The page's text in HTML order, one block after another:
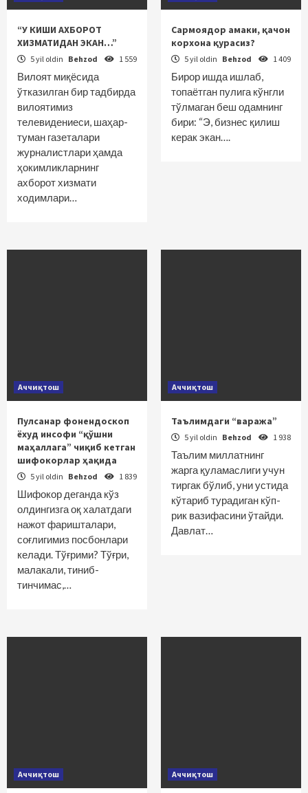
“У КИШИ АХБОРОТ
ХИЗМАТИДАН ЭКАН…”
5 yil oldin Behzod 1 559
Вилоят миқёсида
ўтказилган бир тадбирда
вилоятимиз
телевидениеси, шаҳар-
туман газеталари
журналистлари ҳамда
ҳокимликларнинг
ахборот хизмати
ходимлари…
Сармоядор амаки, қачон
корхона қурасиз?
5 yil oldin Behzod 1 409
Бирор ишда ишлаб,
топаётган пулига кўнгли
тўлмаган беш одамнинг
бири: “Э, бизнес қилиш
керак экан….
Аччиқтош
Пулсанар фонендоскоп
ёхуд инсофи “қўшни
маҳаллага” чиқиб кетган
шифокорлар ҳақида
5 yil oldin Behzod 1 839
Шифокор деганда кўз
олдингизга оқ халатдаги
нажот фаришталари,
соғлигимиз посбонлари
келади. Тўғрими? Тўғри,
малакали, тиниб-
тинчимас,…
Аччиқтош
Таълимдаги “ваража”
5 yil oldin Behzod 1 938
Таълим миллатнинг
жарга қуламаслиги учун
тиргак бўлиб, уни устида
кўтариб турадиган кўп­
рик вазифасини ўтайди.
Давлат…
Аччиқтош Аччиқтош